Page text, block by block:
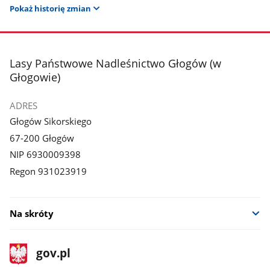
Pokaż historię zmian
stopka
Lasy Państwowe Nadleśnictwo Głogów (w
Głogowie)
ADRES
Głogów Sikorskiego
67-200 Głogów
NIP 6930009398
Regon 931023919
Na skróty
stopka
gov.pl
Strona
gov.pl